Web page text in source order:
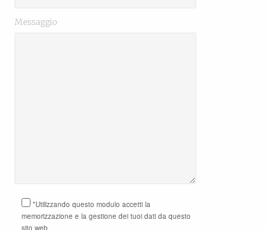
Messaggio
*Utilizzando questo modulo accetti la
memorizzazione e la gestione dei tuoi dati da questo
sito web.